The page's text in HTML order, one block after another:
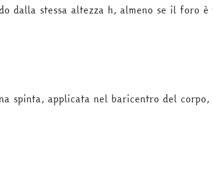
dalla stessa altezza h, almeno se il foro è
spinta, applicata nel baricentro del